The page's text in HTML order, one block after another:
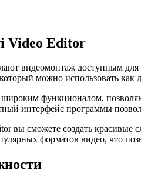
Video Editor
видеомонтаж доступным для
можно использовать
функционалом,
интерфейс программы
вы сможете создать красивые
форматов видео, что